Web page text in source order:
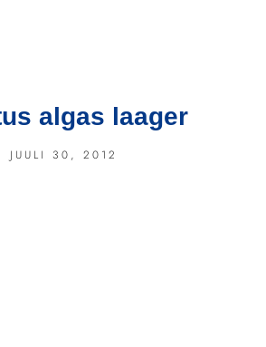
algas laager
JUULI 30, 2012